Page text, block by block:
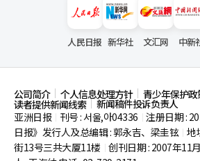
人民日报 新华社 文汇网 中新
公司简介 个人信息处理方针 青少年保护政
读者提供新闻线索
新闻稿件投诉负责人
亚洲日报
刊号 : 서울,아04336 注册日期 :
日报》发行人及总编辑 : 郭永吉、梁圭铉 地
街13号三共大厦11楼 创刊日期 : 2007年11